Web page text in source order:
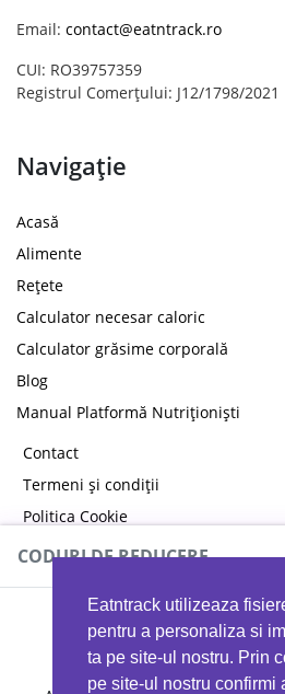
Eatntrack utilizeaza
pentru a personaliza si
ta pe site-ul nostru. Prin
pe site-ul nostru confirmi
Email: contact@eatntrack.ro
CUI: RO39757359
Registrul Comerțului: J12/1798/2021
Navigație
Acasă
Alimente
Rețete
Calculator necesar caloric
Calculator grăsime corporală
Blog
Manual Platformă Nutriționiști
Contact
Termeni și condiții
Politica Cookie
Politica de confidențialitate
CODURI DE REDUCERE